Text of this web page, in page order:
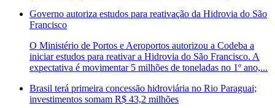
Governo autoriza estudos para reativação da Hidrovia do São
Francisco
O Ministério de Portos e Aeroportos autorizou a Codeba a
iniciar estudos para reativar a Hidrovia do São Francisco. A
expectativa é movimentar 5 milhões de toneladas no 1º ano,...
Brasil terá primeira concessão hidroviária no Rio Paraguai;
investimentos somam R$ 43,2 milhões